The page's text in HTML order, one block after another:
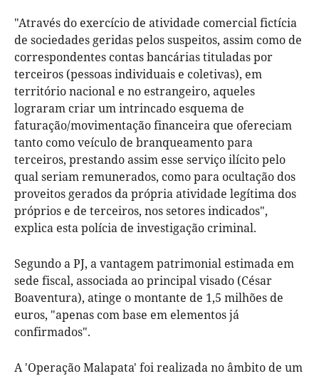
"Através do exercício de atividade comercial fictícia
de sociedades geridas pelos suspeitos, assim como de
correspondentes contas bancárias tituladas por
terceiros (pessoas individuais e coletivas), em
território nacional e no estrangeiro, aqueles
lograram criar um intrincado esquema de
faturação/movimentação financeira que ofereciam
tanto como veículo de branqueamento para
terceiros, prestando assim esse serviço ilícito pelo
qual seriam remunerados, como para ocultação dos
proveitos gerados da própria atividade legítima dos
próprios e de terceiros, nos setores indicados",
explica esta polícia de investigação criminal.
Segundo a PJ, a vantagem patrimonial estimada em
sede fiscal, associada ao principal visado (César
Boaventura), atinge o montante de 1,5 milhões de
euros, "apenas com base em elementos já
confirmados".
A 'Operação Malapata' foi realizada no âmbito de um